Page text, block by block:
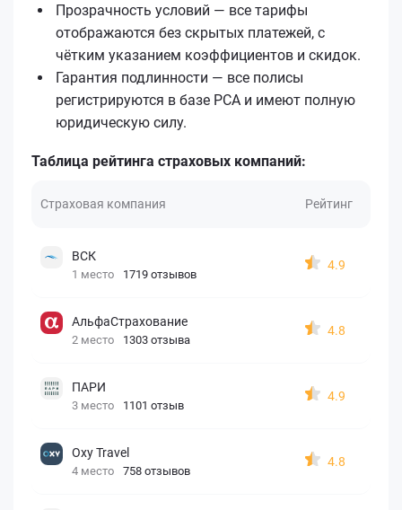
Прозрачность условий — все тарифы
отображаются без скрытых платежей, с
чётким указанием коэффициентов и скидок.
Гарантия подлинности — все полисы
регистрируются в базе РСА и имеют полную
юридическую силу.
Таблица рейтинга страховых компаний:
Страховая компания Рейтинг
ВСК
1 место 1719 отзывов
4.9
АльфаСтрахование
2 место 1303 отзыва
4.8
ПАРИ
3 место 1101 отзыв
4.9
Oxy Travel
4 место 758 отзывов
4.8